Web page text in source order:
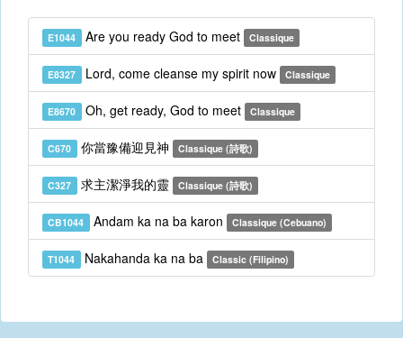
E1044 Are you ready God to meet Classique
E8327 Lord, come cleanse my spirit now Classique
E8670 Oh, get ready, God to meet Classique
C670 你當豫備迎見神 Classique (詩歌)
C327 求主潔淨我的靈 Classique (詩歌)
CB1044 Andam ka na ba karon Classique (Cebuano)
T1044 Nakahanda ka na ba Classic (Filipino)